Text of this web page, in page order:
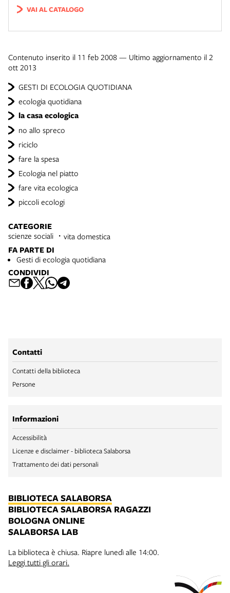
GESTI DI ECOLOGIA QUOTIDIANA
ecologia quotidiana
la casa ecologica
no allo spreco
riciclo
fare la spesa
Ecologia nel piatto
fare vita ecologica
piccoli ecologi
VAI AL CATALOGO
Contenuto inserito il 11 feb 2008 — Ultimo aggiornamento il 2
ott 2013
CATEGORIE
scienze sociali vita domestica
FA PARTE DI
Gesti di ecologia quotidiana
CONDIVIDI
Contatti
Contatti della biblioteca
Persone
Informazioni
Accessibilità
Licenze e disclaimer - biblioteca Salaborsa
Trattamento dei dati personali
BIBLIOTECA SALABORSA
BIBLIOTECA SALABORSA RAGAZZI
BOLOGNA ONLINE
SALABORSA LAB
La biblioteca è chiusa. Riapre lunedì alle 14:00.
Leggi tutti gli orari.